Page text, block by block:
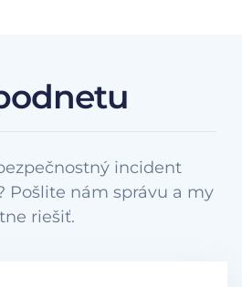
incident
Pošlite nám správu a my
riešiť.